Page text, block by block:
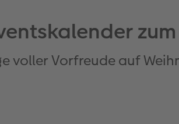
voller Vorfreude auf